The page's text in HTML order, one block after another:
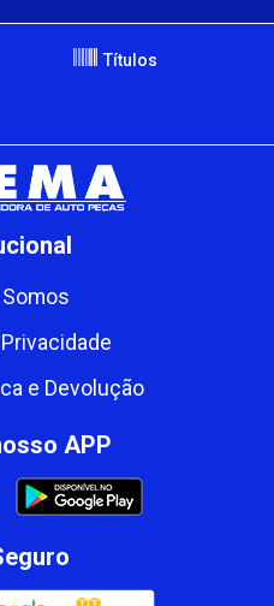
Títulos
e Devolução
APP